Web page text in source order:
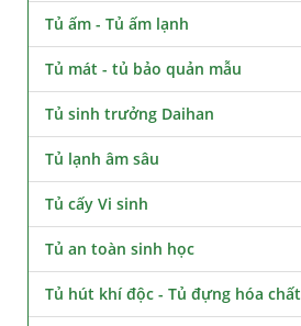
Tủ ấm - Tủ ấm lạnh
Tủ mát - tủ bảo quản mẫu
Tủ sinh trưởng Daihan
Tủ lạnh âm sâu
Tủ cấy Vi sinh
Tủ an toàn sinh học
Tủ hút khí độc - Tủ đựng hóa chất